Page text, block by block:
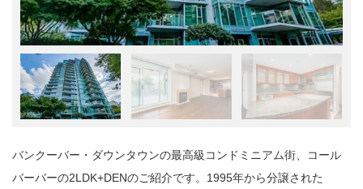
バンクーバー・ダウンタウンの最高級コンドミニアム街、コール
バーバーの2LDK+DENのご紹介です。1995年から分譲された